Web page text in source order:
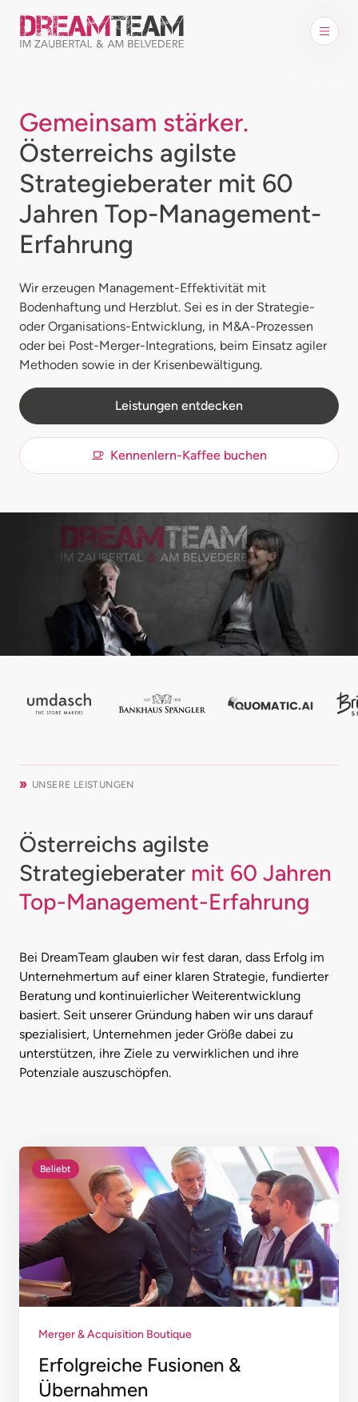
Gemeinsam stärker.
Österreichs agilste
Strategieberater mit 60
Jahren Top-Management-
Erfahrung
Wir erzeugen Management-Effektivität mit
Bodenhaftung und Herzblut. Sei es in der Strategie-
oder Organisations-Entwicklung, in M&A-Prozessen
oder bei Post-Merger-Integrations, beim Einsatz agiler
Methoden sowie in der Krisenbewältigung.
Leistungen entdecken
Kennenlern-Kaffee buchen
UNSERE LEISTUNGEN
Österreichs agilste
Strategieberater mit 60 Jahren
Top-Management-Erfahrung
Bei DreamTeam glauben wir fest daran, dass Erfolg im
Unternehmertum auf einer klaren Strategie, fundierter
Beratung und kontinuierlicher Weiterentwicklung
basiert. Seit unserer Gründung haben wir uns darauf
spezialisiert, Unternehmen jeder Größe dabei zu
unterstützen, ihre Ziele zu verwirklichen und ihre
Potenziale auszuschöpfen.
Beliebt
Merger & Acquisition Boutique
Erfolgreiche Fusionen &
Übernahmen